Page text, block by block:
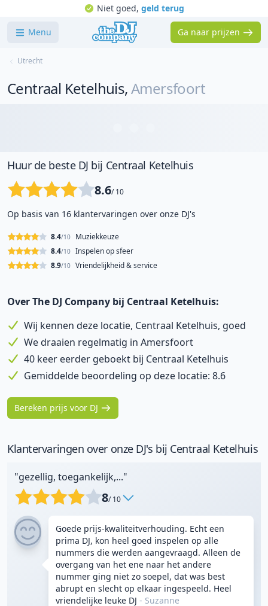
Niet goed, geld terug
Menu Ga naar prijzen
Utrecht
Centraal Ketelhuis,Amersfoort
Huur de beste DJ bij Centraal Ketelhuis
8.6/ 10
Op basis van 16 klantervaringen over onze DJ's
Muziekkeuze
8.4/10
Inspelen op sfeer
8.4/10
Vriendelijkheid & service
8.9/10
Over The DJ Company bij Centraal Ketelhuis:
Wij kennen deze locatie, Centraal Ketelhuis, goed
We draaien regelmatig in Amersfoort
40 keer eerder geboekt bij Centraal Ketelhuis
Gemiddelde beoordeling op deze locatie: 8.6
Bereken prijs voor DJ
Klantervaringen over onze DJ's bij Centraal Ketelhuis
"gezellig, toegankelijk,..."
8/ 10
Goede prijs-kwaliteitverhouding. Echt een
prima DJ, kon heel goed inspelen op alle
nummers die werden aangevraagd. Alleen de
overgang van het ene naar het andere
nummer ging niet zo soepel, dat was best
abrupt en slecht op elkaar ingespeeld. Heel
vriendelijke leuke DJ - Suzanne